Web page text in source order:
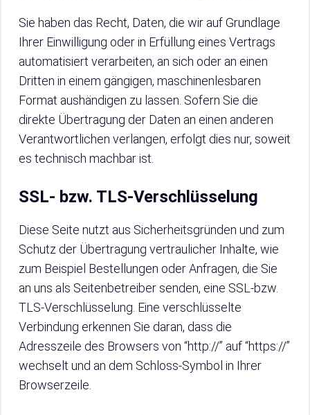
Sie haben das Recht, Daten, die wir auf Grundlage
Ihrer Einwilligung oder in Erfüllung eines Vertrags
automatisiert verarbeiten, an sich oder an einen
Dritten in einem gängigen, maschinenlesbaren
Format aushändigen zu lassen. Sofern Sie die
direkte Übertragung der Daten an einen anderen
Verantwortlichen verlangen, erfolgt dies nur, soweit
es technisch machbar ist.
SSL- bzw. TLS-Verschlüsselung
Diese Seite nutzt aus Sicherheitsgründen und zum
Schutz der Übertragung vertraulicher Inhalte, wie
zum Beispiel Bestellungen oder Anfragen, die Sie
an uns als Seitenbetreiber senden, eine SSL-bzw.
TLS-Verschlüsselung. Eine verschlüsselte
Verbindung erkennen Sie daran, dass die
Adresszeile des Browsers von “http://” auf “https://”
wechselt und an dem Schloss-Symbol in Ihrer
Browserzeile.